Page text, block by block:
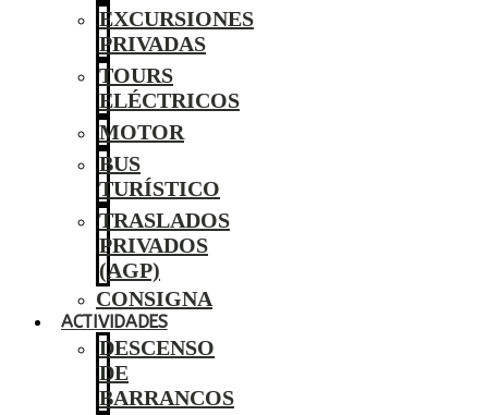
EXCURSIONES
PRIVADAS
TOURS
ELÉCTRICOS
MOTOR
BUS
TURÍSTICO
TRASLADOS
PRIVADOS
(AGP)
CONSIGNA
ACTIVIDADES
DESCENSO
DE
BARRANCOS